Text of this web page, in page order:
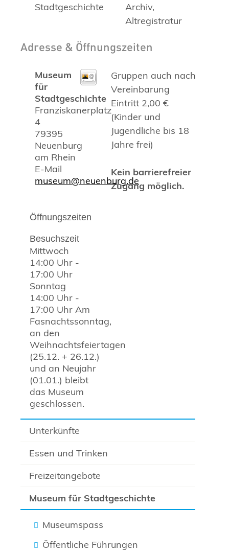
Unterkünfte
Essen und Trinken
Freizeitangebote
Museum für Stadtgeschichte
Museumspass
Öffentliche Führungen
Stadtgeschichte
Archiv,
Altregistratur
Adresse & Öffnungszeiten
Museum
für
Stadtgeschichte
Franziskanerplatz
4
79395
Neuenburg
am Rhein
E-Mail
museum@neuenburg.de
Öffnungszeiten
Besuchszeit
Mittwoch
14:00 Uhr -
17:00 Uhr
Sonntag
14:00 Uhr -
17:00 Uhr Am
Fasnachtssonntag,
an den
Weihnachtsfeiertagen
(25.12. + 26.12.)
und an Neujahr
(01.01.) bleibt
das Museum
geschlossen.
Gruppen auch nach
Vereinbarung
Eintritt 2,00 €
(Kinder und
Jugendliche bis 18
Jahre frei)
Kein barrierefreier
Zugang möglich.